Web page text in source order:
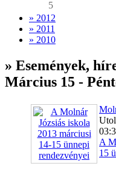
5
» 2012
» 2011
» 2010
» Események,
Március 15 -
A
15